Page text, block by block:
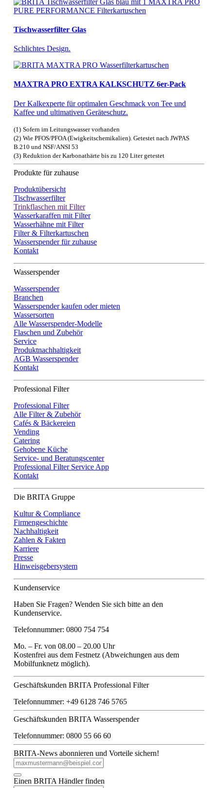
Tischwasserfilter Glas
Schlichtes Design.
MAXTRA PRO EXTRA KALKSCHUTZ 6er-Pack
Der Kalkexperte für optimalen Geschmack von Tee und
Kaffee und ultimativen Geräteschutz.
(1) Sofern im Leitungswasser vorhanden
(2) Wie PFOS/PFOA (Ewigkeitschemikalien). Getestet nach JWPAS
B.210 und NSF/ANSI 53
(3) Reduktion der Karbonathärte bis zu 120 Liter getestet
Produkte für zuhause
Produktübersicht
Tischwasserfilter
Trinkflaschen mit Filter
Wasserkaraffen mit Filter
Wasserhähne mit Filter
Filter & Filterkartuschen
Wasserspender für zuhause
Kontakt
Wasserspender
Wasserspender
Branchen
Wasserspender kaufen oder mieten
Wassersorten
Alle Wasserspender-Modelle
Flaschen und Zubehör
Service
Produktnachhaltigkeit
AGB Wasserspender
Kontakt
Professional Filter
Professional Filter
Alle Filter & Zubehör
Cafés & Bäckereien
Vending
Catering
Gehobene Küche
Service- und Beratungscenter
Professional Filter Service App
Kontakt
Die BRITA Gruppe
Kultur & Compliance
Firmengeschichte
Nachhaltigkeit
Zahlen & Fakten
Karriere
Presse
Hinweisgebersystem
Kundenservice
Haben Sie Fragen? Wenden Sie sich bitte an den
Kundenservice.
Telefonnummer: 0800 754 754
Mo. – Fr. von 08.00 – 20.00 Uhr
Kostenfrei aus dem Festnetz (Abweichungen aus dem
Mobilfunknetz möglich).
Geschäftskunden BRITA Professional Filter
Telefonnummer: +49 6128 746 5765
Geschäftskunden BRITA Wasserspender
Telefonnummer: 0800 55 66 60
BRITA-News abonnieren und Vorteile sichern!
Einen BRITA Händler finden